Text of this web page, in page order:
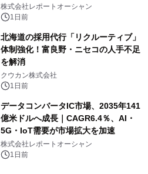
センター・高速光通信需要が成長を加
速
株式会社レポートオーシャン
1日前
北海道の採用代行「リクルーティブ」
体制強化！富良野・ニセコの人手不足
を解消
クウカン株式会社
1日前
データコンバータIC市場、2035年141
億米ドルへ成長｜CAGR6.4％、AI・
5G・IoT需要が市場拡大を加速
株式会社レポートオーシャン
1日前